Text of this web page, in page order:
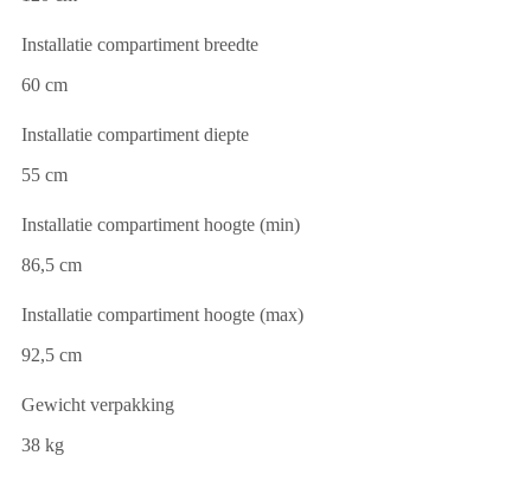
Installatie compartiment breedte
60 cm
Installatie compartiment diepte
55 cm
Installatie compartiment hoogte (min)
86,5 cm
Installatie compartiment hoogte (max)
92,5 cm
Gewicht verpakking
38 kg